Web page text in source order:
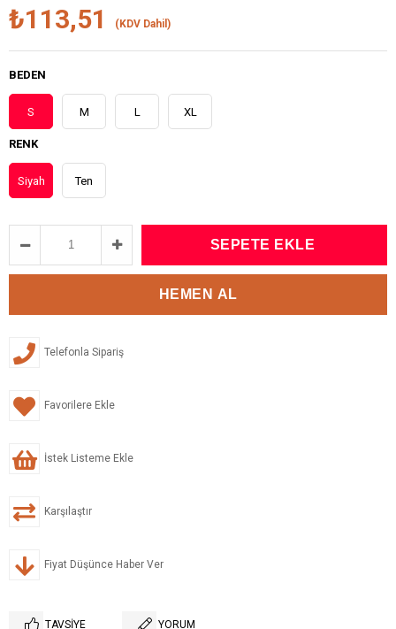
₺113,51 (KDV Dahil)
BEDEN
S M L XL
RENK
Siyah Ten
Telefonla Sipariş
Favorilere Ekle
İstek Listeme Ekle
Karşılaştır
Fiyat Düşünce Haber Ver
TAVSIYE YORUM